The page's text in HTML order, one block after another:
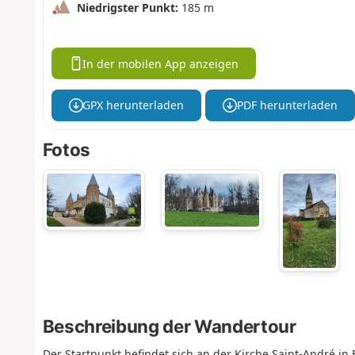
Niedrigster Punkt: 185 m
In der mobilen App anzeigen
GPX herunterladen PDF herunterladen
Fotos
Beschreibung der Wandertour